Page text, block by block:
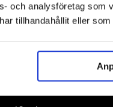
och analysföretag
tillhandahållit eller